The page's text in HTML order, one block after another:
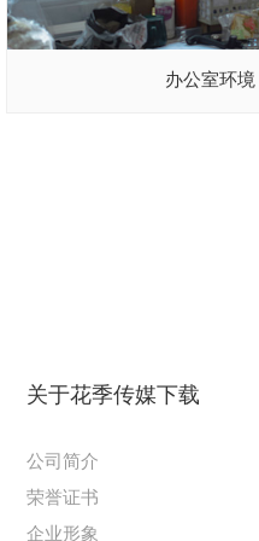
办公室环境
关于花季传媒下载
公司简介
荣誉证书
企业形象